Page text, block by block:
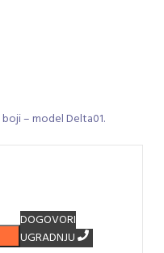
– model Delta01.
DOGOVORI
UGRADNJU